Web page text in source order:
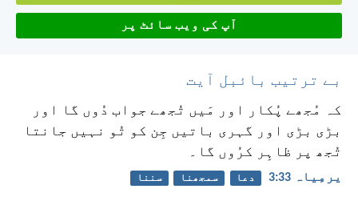
آپ کی ویب سائٹ پر
بے ترتیب بائبل آیت
کہ مُجھے پُکار اور مَیں تُجھے جواب دُوں گا اور
بڑی بڑی اور گہری باتیں جِن کو تُو نہیں جانتا
تُجھ پر ظاہِر کرُوں گا۔
یرمِیاہ 33:‏3 دعا سمجھنا سننا